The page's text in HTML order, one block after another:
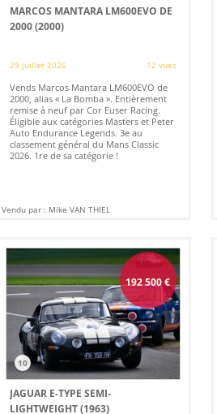
MARCOS MANTARA LM600EVO DE
2000 (2000)
29 juillet 2026 12 vues
Vends Marcos Mantara LM600EVO de
2000, alias « La Bomba ». Entièrement
remise à neuf par Cor Euser Racing.
Éligible aux catégories Masters et Peter
Auto Endurance Legends. 3e au
classement général du Mans Classic
2026. 1re de sa catégorie !
Vendu par : Mike VAN THIEL
192 500€
10
JAGUAR E-TYPE SEMI-
LIGHTWEIGHT (1963)